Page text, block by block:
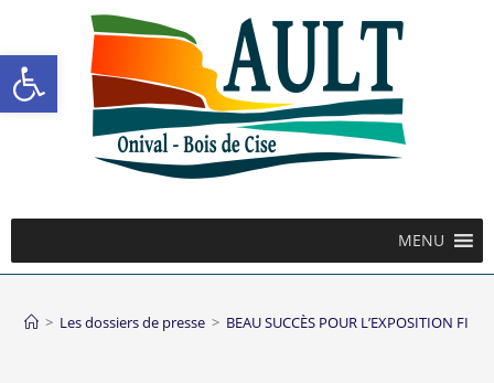
Ouvrir la barre d’outils
MENU
> Les dossiers de presse > BEAU SUCCÈS POUR L’EXPOSITION